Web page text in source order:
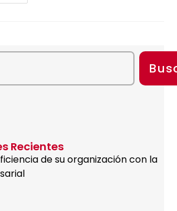
Recientes
de su organización con la